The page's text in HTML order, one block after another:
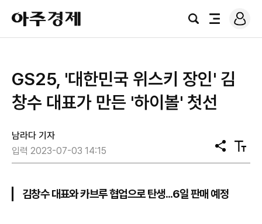
아
주
경
검
전
로
그
GS25, '대한민국 위스키 장인' 김
창수 대표가 만든 '하이볼' 첫선
남라다 기자
입력 2023-07-03 14:15
공
유
텍
스
김창수 대표와 카브루 협업으로 탄생...6일 판매 예정